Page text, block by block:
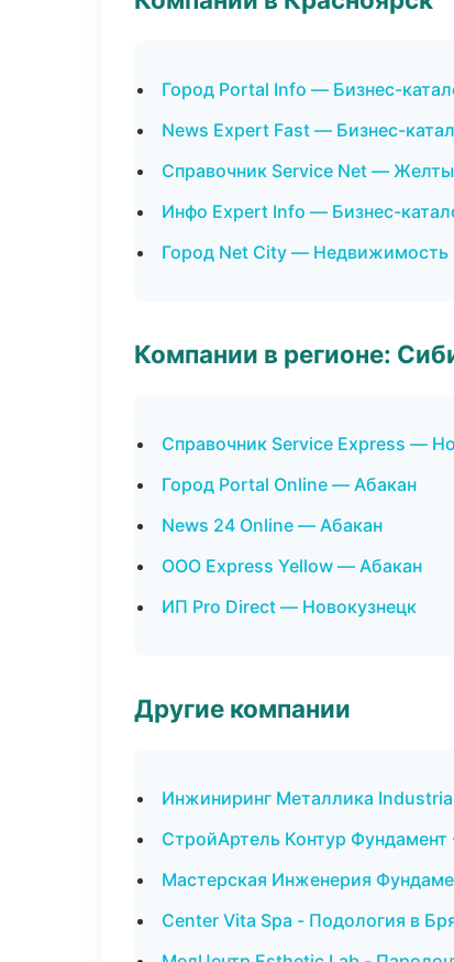
Город Portal Info — Бизнес-
News Expert Fast — Бизнес-
Справочник Service Net —
Инфо Expert Info — Бизнес-
Город Net City — Недвижимость
Компании в регионе:
Справочник Service Express —
Город Portal Online — Абакан
News 24 Online — Абакан
ООО Express Yellow — Абакан
ИП Pro Direct — Новокузнецк
Другие компании
Инжиниринг Металлика
СтройАртель Контур
Мастерская Инженерия
Center Vita Spa - Подология в